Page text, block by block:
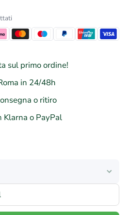
sul primo ordine!
in 24/48h
o ritiro
Klarna o PayPal